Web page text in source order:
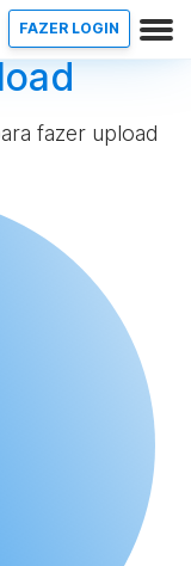
FAZER LOGIN
fazer upload